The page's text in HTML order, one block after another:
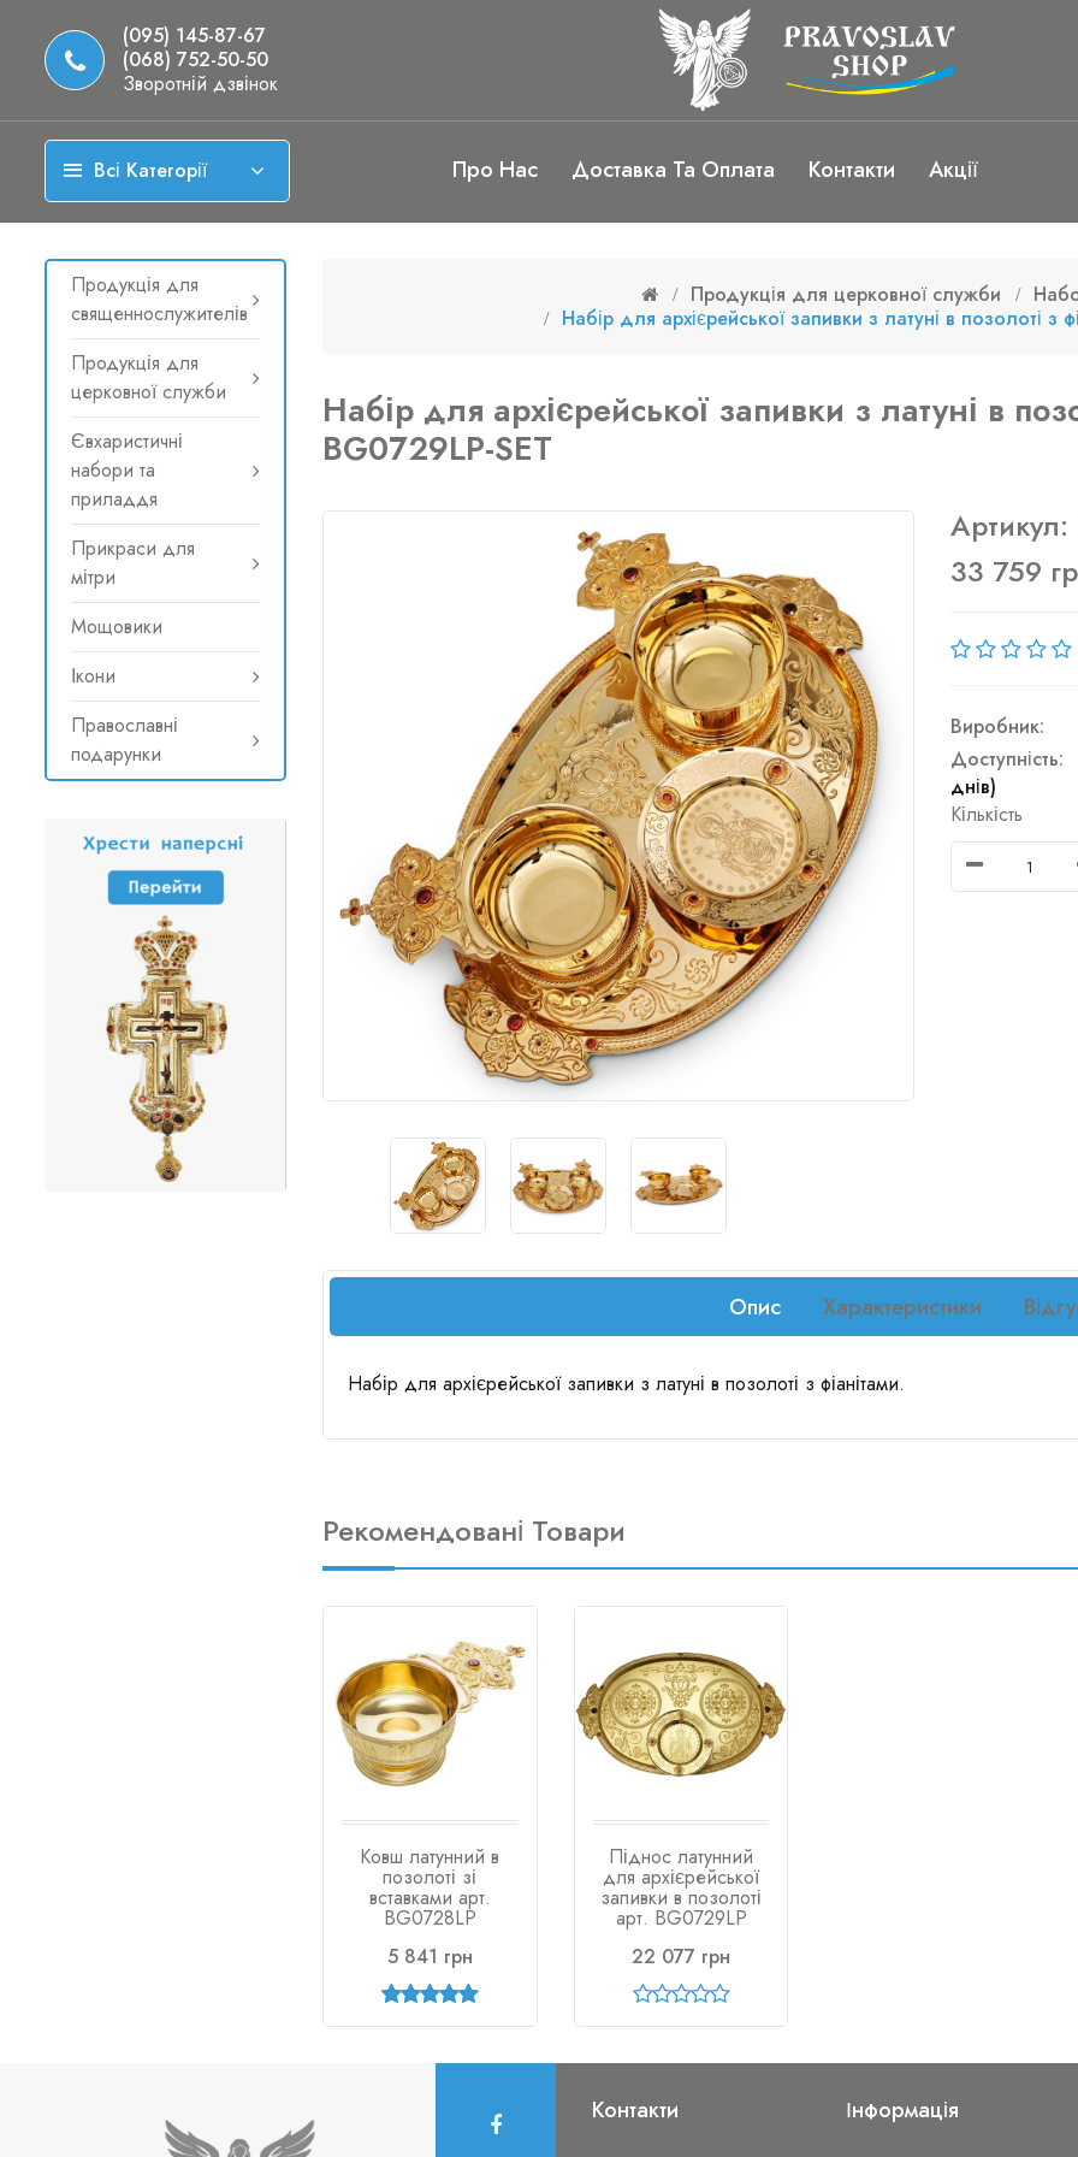
(095) 145-87-67
(068) 752-50-50
Зворотній дзвінок
Всі Категорії Про Нас Доставка Та Оплата Контакти Акції
Продукція для
священнослужителів
Продукція для
церковної служби
Євхаристичні
набори та
приладдя
Прикраси для
мітри
Мощовики
Ікони
Православні
подарунки
Продукція для церковної служби
Набір для архієрейської запивки з латуні в позолоті з
Набір для архієрейської запивки з латуні в
BG0729LP-SET
Артикул:
33 759
Виробник:
Доступність:
днів)
Кількість
Опис Характеристики
Набір для архієрейської запивки з латуні в позолоті з фіанітами.
Рекомендовані Товари
Ковш латунний в
позолоті зі
вставками арт.
BG0728LP
5 841 грн
Піднос латунний
для архієрейської
запивки в позолоті
арт. BG0729LP
22 077 грн
Контакти Інформація